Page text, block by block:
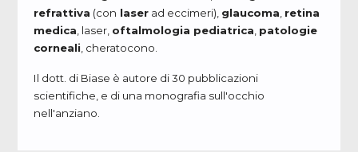
refrattiva (con laserad eccimeri), glaucoma retina
medica , laser, oftalmologia pediatrica patologie
corneali, cheratocono.
Il dott. di Biase è autore di 30 pubblicazioni
scientifiche, e di una monografia sull'occhio
nell'anziano.